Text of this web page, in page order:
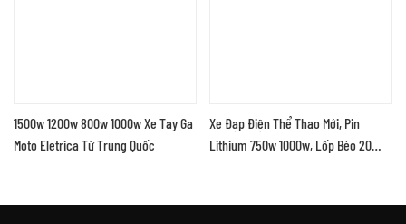
1500w 1200w 800w 1000w Xe Tay Ga
Moto Eletrica Từ Trung Quốc
Xe Đạp Điện Thể Thao Mới, Pin
Lithium 750w 1000w, Lốp Béo 20